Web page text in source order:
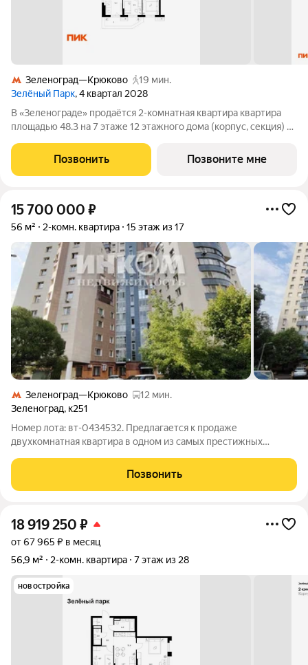
Зеленоград—Крюково
19 мин.
Зелёный Парк, 4 квартал 2028
В «Зеленограде» продаётся 2-комнатная квартира квартира
площадью 48.3 на 7 этаже 12 этажного дома (корпус, секция) в
минут пешком до МЦД-3 «Зеленоград-Крюково». 3 минуты на
автомобиле до
Позвонить Позвоните мне
15 700 000 ₽
56 м² 2-комн. квартира 15 этаж из 17
Зеленоград—Крюково
12 мин.
Зеленоград, к251
Номер лота: вт-0434532. Предлагается к продаже
двухкомнатная квартира в одном из самых престижных
расположен в зеленом, тихом месте с развитой
инфраструктурой. В шаговой доступности находятся
Позвонить
18 919 250 ₽
от 67 965 ₽ в месяц
56,9 м²
2-комн. квартира 7 этаж из 28
новостройка